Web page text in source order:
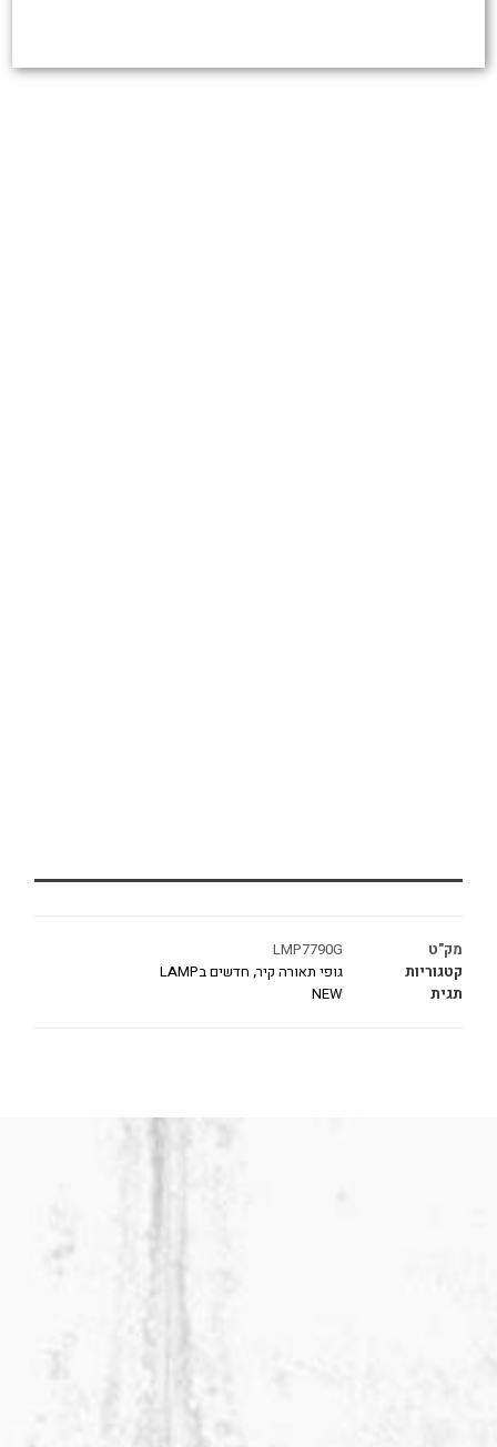
מק"ט
LMP7790G
קטגוריות
גופי תאורה קיר, חדשים בLAMP
תגית
NEW